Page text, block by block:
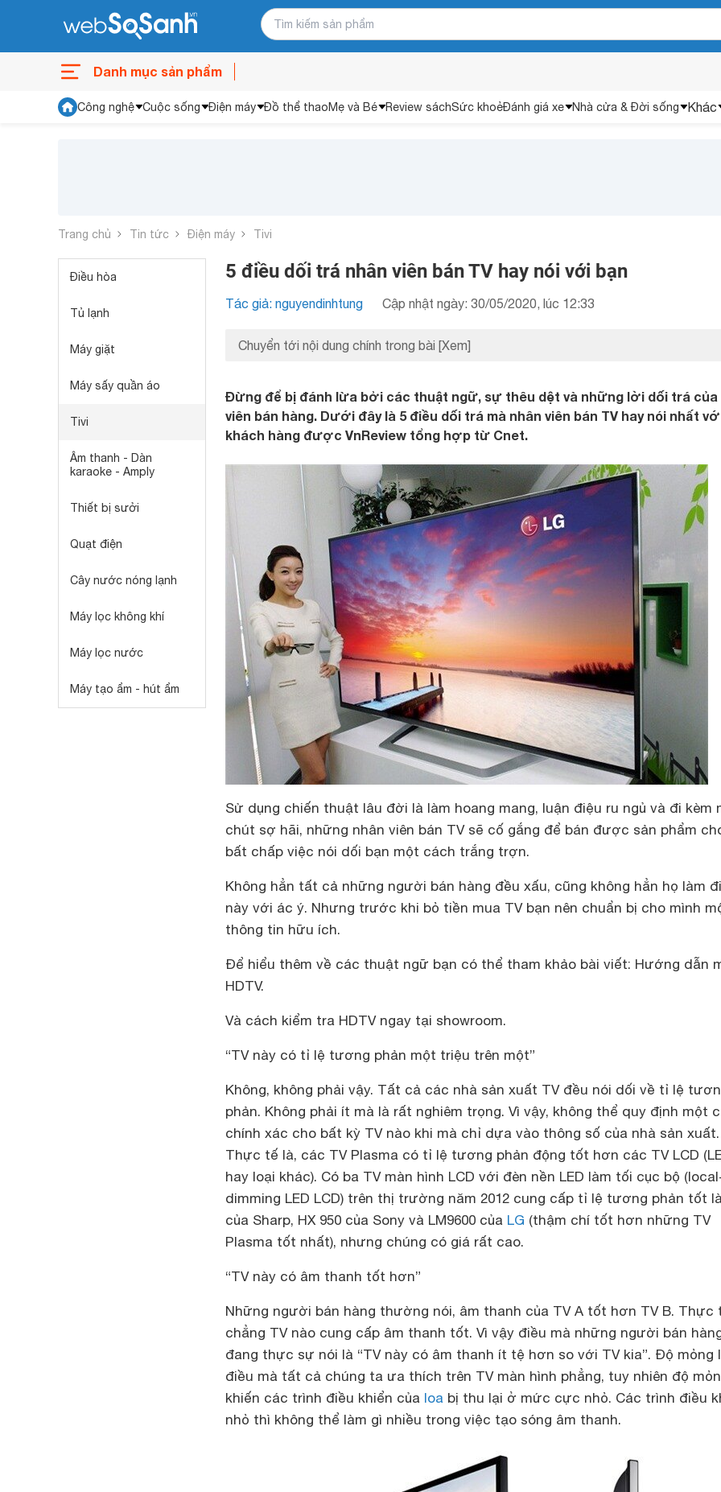
Danh mục sản phẩm
Công nghệ Cuộc sống Điện máy Đồ thể thaoMẹ và Bé Review sáchSức khoẻĐánh giá xe Nhà cửa & Đời sống Khác
Trang chủ Tin tức Điện máy Tivi
Điều hòa
Tủ lạnh
Máy giặt
Máy sấy quần áo
Tivi
Âm thanh - Dàn
karaoke - Amply
Thiết bị sưởi
Quạt điện
Cây nước nóng lạnh
Máy lọc không khí
Máy lọc nước
Máy tạo ẩm - hút ẩm
5 điều dối trá nhân viên bán TV hay nói với bạn
Tác giả: nguyendinhtung Cập nhật ngày: 30/05/2020, lúc 12:33
Chuyển tới nội dung chính trong bài [Xem]
Đừng để bị đánh lừa bởi các thuật ngữ, sự thêu dệt và những lời dối trá của
viên bán hàng. Dưới đây là 5 điều dối trá mà nhân viên bán TV hay nói nhất
khách hàng được VnReview tổng hợp từ Cnet.
Sử dụng chiến thuật lâu đời là làm hoang mang, luận điệu ru ngủ và đi kèm
chút sợ hãi, những nhân viên bán TV sẽ cố gắng để bán được sản phẩm
bất chấp việc nói dối bạn một cách trắng trợn.
Không hẳn tất cả những người bán hàng đều xấu, cũng không hẳn họ làm
này với ác ý. Nhưng trước khi bỏ tiền mua TV bạn nên chuẩn bị cho mình
thông tin hữu ích.
Để hiểu thêm về các thuật ngữ bạn có thể tham khảo bài viết: Hướng dẫn
HDTV.
Và cách kiểm tra HDTV ngay tại showroom.
“TV này có tỉ lệ tương phản một triệu trên một”
Không, không phải vậy. Tất cả các nhà sản xuất TV đều nói dối về tỉ lệ
phản. Không phải ít mà là rất nghiêm trọng. Vì vậy, không thể quy định một
chính xác cho bất kỳ TV nào khi mà chỉ dựa vào thông số của nhà sản xuất.
Thực tế là, các TV Plasma có tỉ lệ tương phản động tốt hơn các TV LCD
hay loại khác). Có ba TV màn hình LCD với đèn nền LED làm tối cục bộ
dimming LED LCD) trên thị trường năm 2012 cung cấp tỉ lệ tương phản tốt
của Sharp, HX 950 của Sony và LM9600 của LG (thậm chí tốt hơn những TV
Plasma tốt nhất), nhưng chúng có giá rất cao.
“TV này có âm thanh tốt hơn”
Những người bán hàng thường nói, âm thanh của TV A tốt hơn TV B. Thực
chẳng TV nào cung cấp âm thanh tốt. Vì vậy điều mà những người bán
đang thực sự nói là “TV này có âm thanh ít tệ hơn so với TV kia”. Độ mỏng
điều mà tất cả chúng ta ưa thích trên TV màn hình phẳng, tuy nhiên độ
khiến các trình điều khiển của loa bị thu lại ở mức cực nhỏ. Các trình điều
nhỏ thì không thể làm gì nhiều trong việc tạo sóng âm thanh.